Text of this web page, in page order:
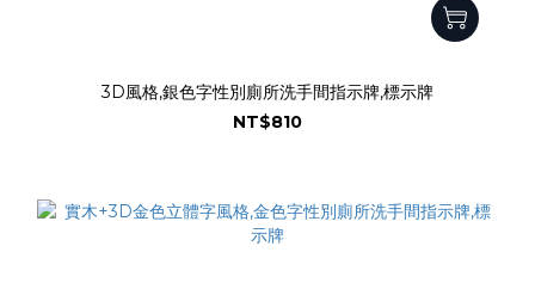
3D風格,銀色字性別廁所洗手間指示牌,標示牌
NT$810